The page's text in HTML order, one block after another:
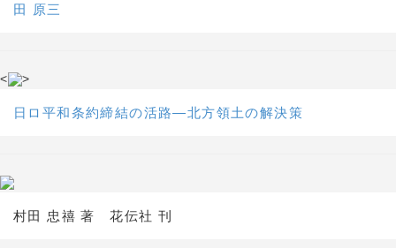
田 原三
< >
日ロ平和条約締結の活路―北方領土の解決策
村田 忠禧 著 花伝社 刊